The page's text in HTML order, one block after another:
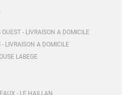
- LIVRAISON A DOMICILE
LIVRAISON A DOMICILE
LABEGE
- LE HAILLAN